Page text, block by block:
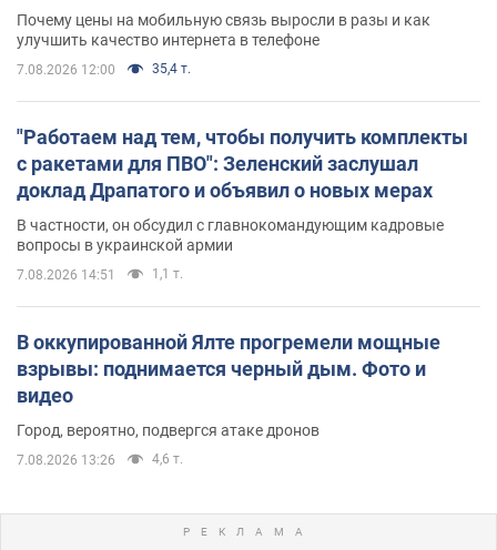
Почему цены на мобильную связь выросли в разы и как
улучшить качество интернета в телефоне
7.08.2026 12:00 35,4 т.
"Работаем над тем, чтобы получить комплекты
с ракетами для ПВО": Зеленский заслушал
доклад Драпатого и объявил о новых мерах
В частности, он обсудил с главнокомандующим кадровые
вопросы в украинской армии
7.08.2026 14:51 1,1 т.
В оккупированной Ялте прогремели мощные
взрывы: поднимается черный дым. Фото и
видео
Город, вероятно, подвергся атаке дронов
7.08.2026 13:26 4,6 т.